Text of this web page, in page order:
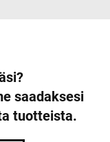
saadaksesi
tuotteista.